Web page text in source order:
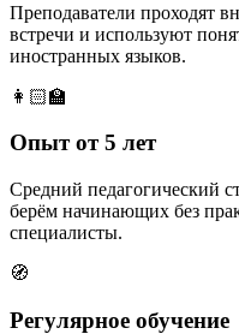
Преподаватели проходят
встречи и используют
иностранных языков.
👩🏻‍🏫
Опыт от 5 лет
Средний педагогический
берём начинающих без
специалисты.
🧭
Регулярное обучение